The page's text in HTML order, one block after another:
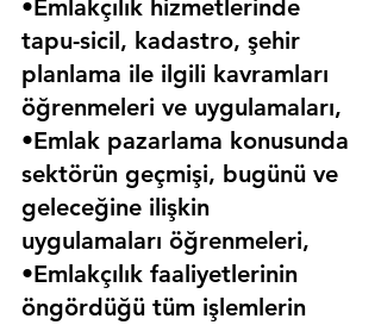
•Emlakçılık hizmetlerinde
tapu-sicil, kadastro, şehir
planlama ile ilgili kavramları
öğrenmeleri ve uygulamaları,
•Emlak pazarlama konusunda
sektörün geçmişi, bugünü ve
geleceğine ilişkin
uygulamaları öğrenmeleri,
•Emlakçılık faaliyetlerinin
öngördüğü tüm işlemlerin